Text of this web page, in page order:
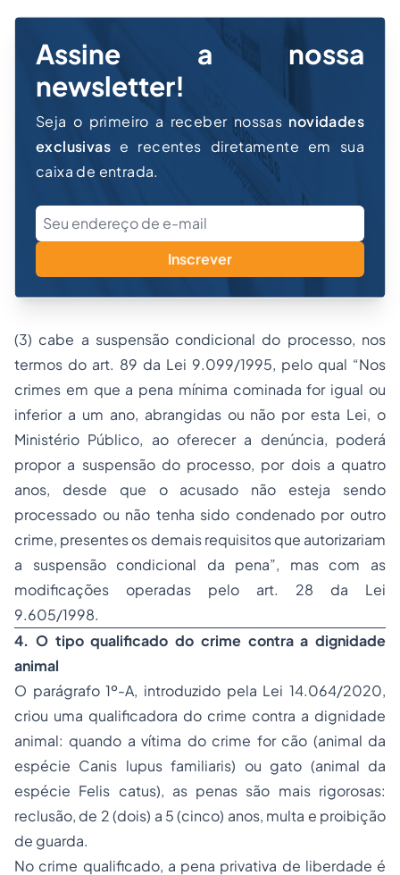
Assine a nossa
newsletter!
Seja o primeiro a receber nossas novidades
exclusivas e recentes diretamente em sua
caixa de entrada.
Inscrever
(3) cabe a suspensão condicional do processo, nos
termos do art. 89 da Lei 9.099/1995, pelo qual “Nos
crimes em que a pena mínima cominada for igual ou
inferior a um ano, abrangidas ou não por esta Lei, o
Ministério Público, ao oferecer a denúncia, poderá
propor a suspensão do processo, por dois a quatro
anos, desde que o acusado não esteja sendo
processado ou não tenha sido condenado por outro
crime, presentes os demais requisitos que autorizariam
a suspensão condicional da pena”, mas com as
modificações operadas pelo art. 28 da Lei
9.605/1998.
4. O tipo qualificado do crime contra a dignidade
animal
O parágrafo 1º-A, introduzido pela Lei 14.064/2020,
criou uma qualificadora do crime contra a dignidade
animal: quando a vítima do crime for cão (animal da
espécie Canis lupus familiaris) ou gato (animal da
espécie Felis catus), as penas são mais rigorosas:
reclusão, de 2 (dois) a 5 (cinco) anos, multa e proibição
de guarda.
No crime qualificado, a pena privativa de liberdade é